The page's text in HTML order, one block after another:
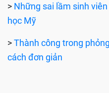
> Những sai lầm sinh
học Mỹ
>Thành công trong
cách đơn giản